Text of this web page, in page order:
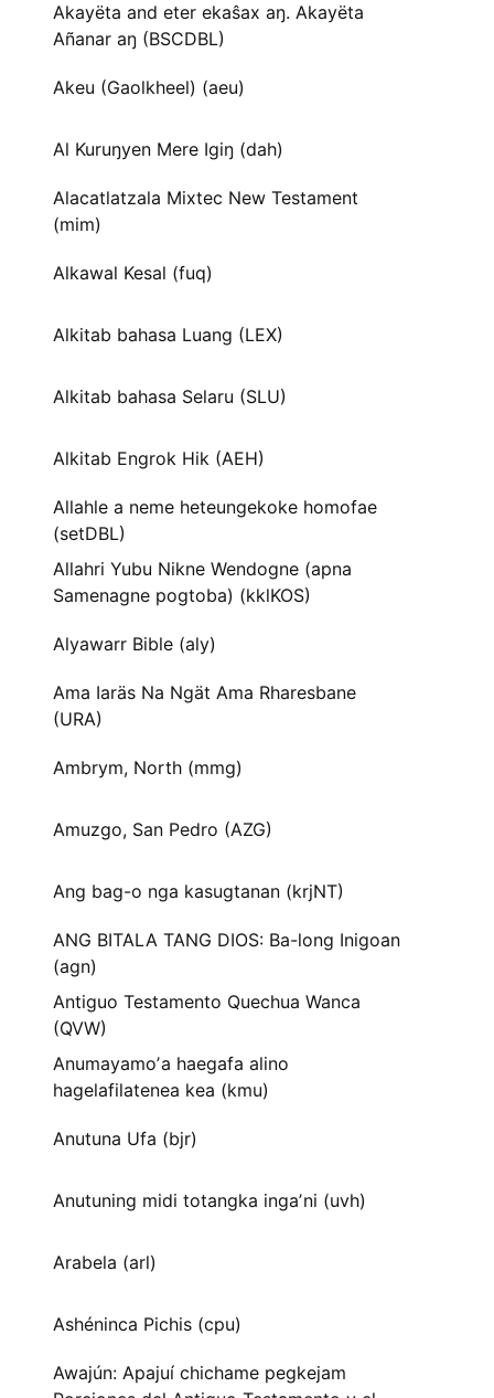
Akayëta and eter ekaŝax aŋ. Akayëta
Añanar aŋ (BSCDBL)
Akeu (Gaolkheel) (aeu)
Al Kuruŋyen Mere Igiŋ (dah)
Alacatlatzala Mixtec New Testament
(mim)
Alkawal Kesal (fuq)
Alkitab bahasa Luang (LEX)
Alkitab bahasa Selaru (SLU)
Alkitab Engrok Hik (AEH)
Allahle a neme heteungekoke homofae
(setDBL)
Allahri Yubu Nikne Wendogne (apna
Samenagne pogtoba) (kklKOS)
Alyawarr Bible (aly)
Ama Iaräs Na Ngät Ama Rharesbane
(URA)
Ambrym, North (mmg)
Amuzgo, San Pedro (AZG)
Ang bag-o nga kasugtanan (krjNT)
ANG BITALA TANG DIOS: Ba-long Inigoan
(agn)
Antiguo Testamento Quechua Wanca
(QVW)
Anumayamoʼa haegafa alino
hagelafilatenea kea (kmu)
Anutuna Ufa (bjr)
Anutuning midi totangka ingaʼni (uvh)
Arabela (arl)
Ashéninca Pichis (cpu)
Awajún: Apajuí chichame pegkejam